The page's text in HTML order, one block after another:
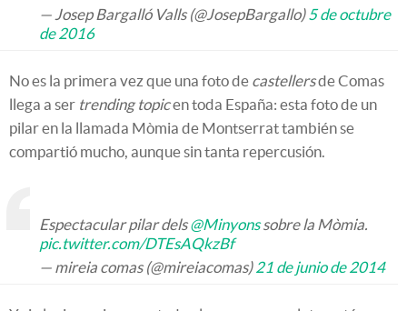
— Josep Bargalló Valls (@JosepBargallo)5 de octubre
de 2016
No es la primera vez que una foto de castellersde Comas
llega a ser trending topicen toda España: esta foto de un
pilar en la llamada Mòmia de Montserrat también se
compartió mucho, aunque sin tanta repercusión.
Espectacular pilar dels@Minyonssobre la Mòmia.
pic.twitter.com/DTEsAQkzBf
— mireia comas (@mireiacomas)21 de junio de 2014